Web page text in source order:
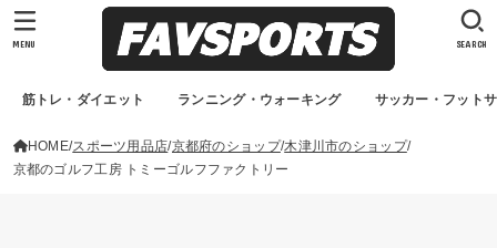
筋トレ・ダイエット ランニング・ウォーキング サッカー・フット
SEARCH
MENU
HOME スポーツ用品店 京都府のショップ 木津川市のショップ
京都のゴルフ工房 トミーゴルフファクトリー